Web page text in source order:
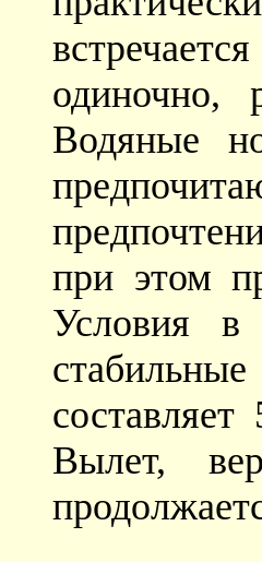
одиночно,
Водяные
при этом
Условия в
Вылет,